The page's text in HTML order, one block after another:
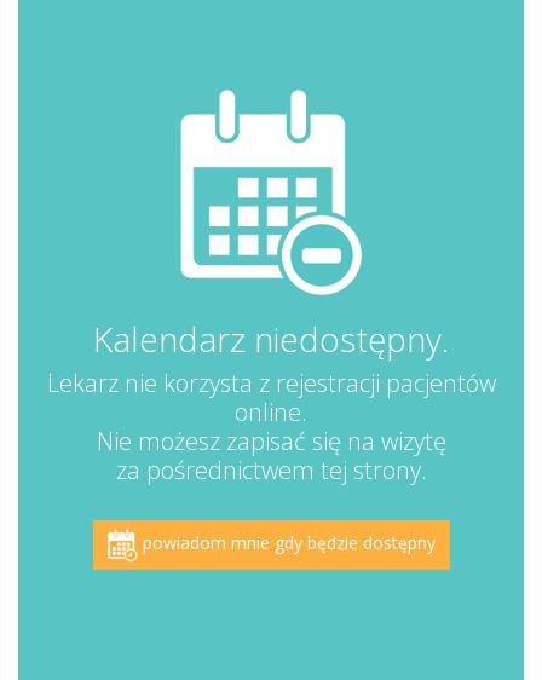
Kalendarz niedostępny.
Lekarz nie korzysta z rejestracji pacjentów
online.
Nie możesz zapisać się na wizytę
za pośrednictwem tej strony.
powiadom mnie gdy będzie dostępny